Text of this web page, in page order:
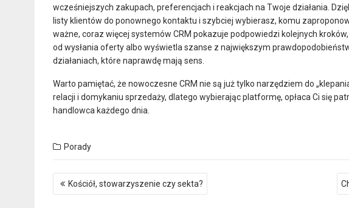
wcześniejszych zakupach, preferencjach i reakcjach na Twoje działania.
listy klientów do ponownego kontaktu i szybciej wybierasz, komu
ważne, coraz więcej systemów CRM pokazuje podpowiedzi kolejnych
od wysłania oferty albo wyświetla szanse z największym
działaniach, które naprawdę mają sens.
Warto pamiętać, że nowoczesne CRM nie są już tylko narzędziem do
relacji i domykaniu sprzedaży, dlatego wybierając platformę, opłaca Ci się
handlowca każdego dnia.
Porady
Nawigacja
wpisu
Kościół, stowarzyszenie czy sekta?